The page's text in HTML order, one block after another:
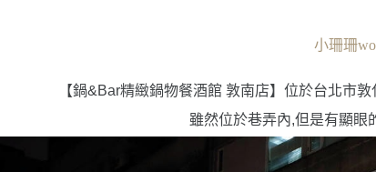
小珊珊
【鍋&Bar精緻鍋物餐酒館 敦南店】位於台北市
雖然位於巷弄內,但是有顯眼